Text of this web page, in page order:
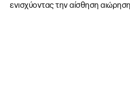
ενισχύοντας την αίσθηση